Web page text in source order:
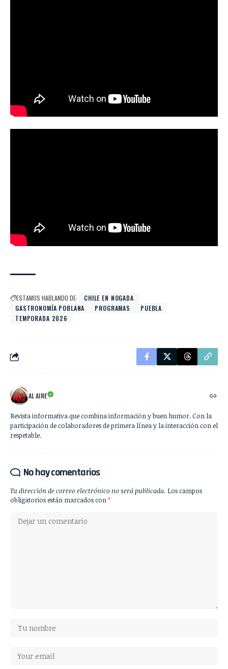
ESTAMOS HABLANDO DE:
CHILE EN NOGADA
GASTRONOMÍA POBLANA
PROGRAMAS
PUEBLA
TEMPORADA 2026
AL AIRE
Revista informativa que combina información y buen humor. Con la
participación de colaboradores de primera línea y la interacción con el
respetable.
No hay comentarios
Tu dirección de correo electrónico no será publicada. Los campos
obligatorios están marcados con*